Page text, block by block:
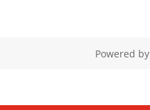
Powered by